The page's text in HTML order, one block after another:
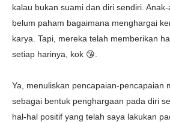
kalau bukan suami dan diri sendiri.
belum paham bagaimana menghargai
karya. Tapi, mereka telah memberikan
setiap harinya, kok 😘.
Ya, menuliskan pencapaian-pencapaian
sebagai bentuk penghargaan pada diri
hal-hal positif yang telah saya lakukan